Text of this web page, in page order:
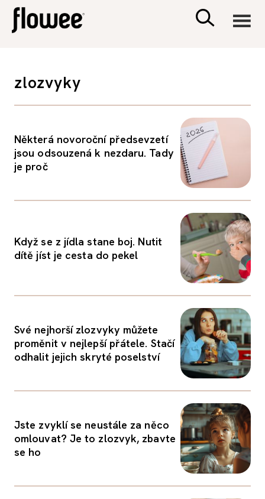
PSYCHOLOGIE
PORADNA
zlozvyky
Některá novoroční předsevzetí
jsou odsouzená k nezdaru. Tady
je proč
Když se z jídla stane boj. Nutit
dítě jíst je cesta do pekel
Své nejhorší zlozvyky můžete
proměnit v nejlepší přátele. Stačí
odhalit jejich skryté poselství
Jste zvyklí se neustále za něco
omlouvat? Je to zlozvyk, zbavte
se ho